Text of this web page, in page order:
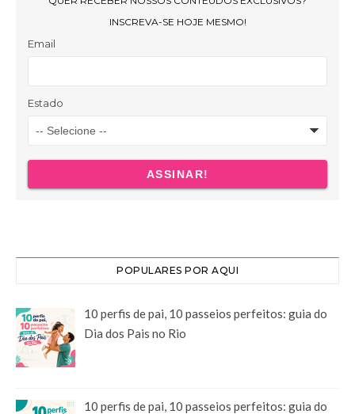
POPULARES POR AQUI
10 perfis de pai, 10 passeios perfeitos: guia do
Dia dos Pais no Rio
10 perfis de pai, 10 passeios perfeitos: guia do